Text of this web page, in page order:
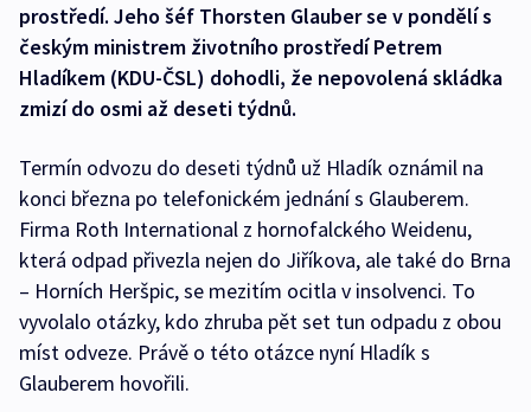
prostředí. Jeho šéf Thorsten Glauber se v pondělí s
českým ministrem životního prostředí Petrem
Hladíkem (KDU-ČSL) dohodli, že nepovolená skládka
zmizí do osmi až deseti týdnů.
Termín odvozu do deseti týdnů už Hladík oznámil na
konci března po telefonickém jednání s Glauberem.
Firma Roth International z hornofalckého Weidenu,
která odpad přivezla nejen do Jiříkova, ale také do Brna
– Horních Heršpic, se mezitím ocitla v insolvenci. To
vyvolalo otázky, kdo zhruba pět set tun odpadu z obou
míst odveze. Právě o této otázce nyní Hladík s
Glauberem hovořili.